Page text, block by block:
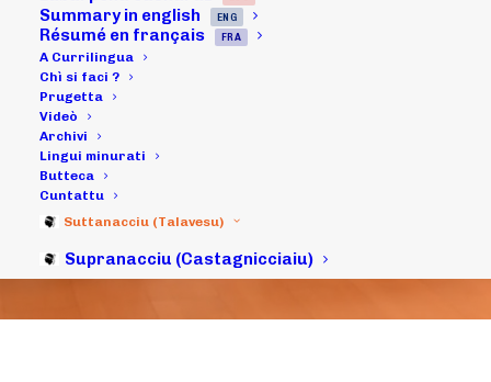
Summary in english ENG
Résumé en français FRA
A Currilingua
Chì si faci ?
Prugetta
Videò
Archivi
Lingui minurati
Butteca
Cuntattu
Suttanacciu (Talavesu)
Supranacciu (Castagnicciaiu)
CURRILINGUA,
Màghjini
VìaStella è
TelePaese